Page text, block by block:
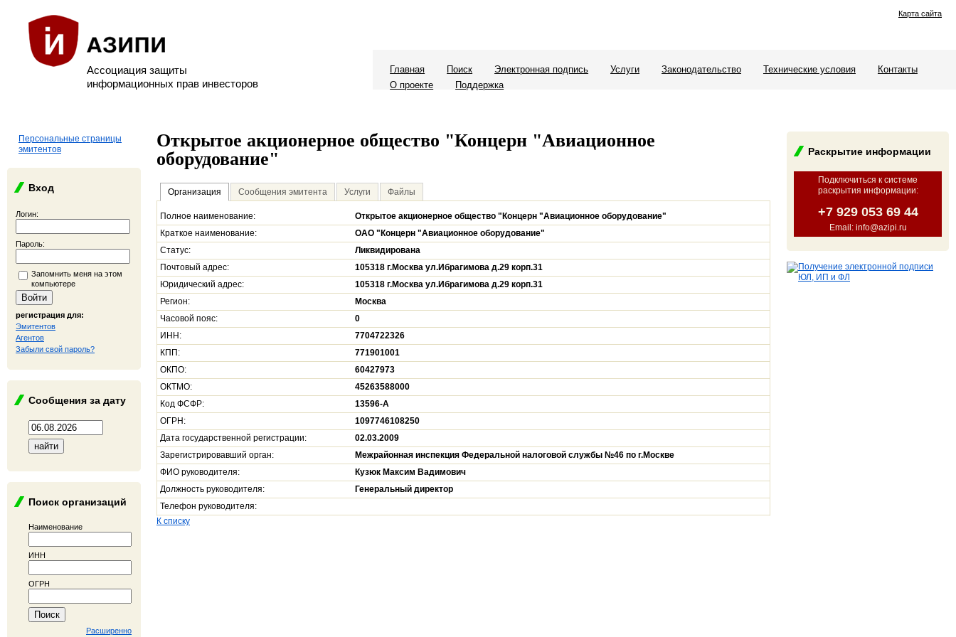
Ассоциация защиты
информационных прав инвесторов
Карта сайта
Главная Поиск Электронная подпись Услуги Законодательство Технические условия
Контакты
О проекте
Поддержка
Персональные страницы
эмитентов
Вход
Логин:
Пароль:
Запомнить меня на этом
компьютере
регистрация для:
Эмитентов
Агентов
Забыли свой пароль?
Сообщения за дату
Поиск организаций
Наименование
ИНН
ОГРН
Расширенно
Раскрытие информации
Подключиться к системе
раскрытия информации:
+7 929 053 69 44
Email: info@azipi.ru
Открытое акционерное общество "Концерн "Авиационное
оборудование"
Организация Сообщения эмитента Услуги Файлы
Полное наименование:
Открытое акционерное общество "Концерн "Авиационное оборудование"
Краткое наименование:
ОАО "Концерн "Авиационное оборудование"
Статус:
Ликвидирована
Почтовый адрес:
105318 г.Москва ул.Ибрагимова д.29 корп.31
Юридический адрес:
105318 г.Москва ул.Ибрагимова д.29 корп.31
Регион:
Москва
Часовой пояс:
0
ИНН:
7704722326
КПП:
771901001
ОКПО:
60427973
ОКТМО:
45263588000
Код ФСФР:
13596-A
ОГРН:
1097746108250
Дата государственной регистрации:
02.03.2009
Зарегистрировавший орган:
Межрайонная инспекция Федеральной налоговой службы №46 по г.Москве
ФИО руководителя:
Кузюк Максим Вадимович
Должность руководителя:
Генеральный директор
Телефон руководителя:
К списку